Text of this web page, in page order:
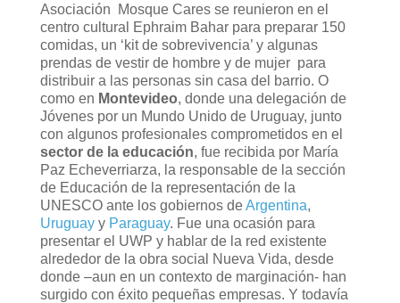
Asociación Mosque Cares se reunieron en el
centro cultural Ephraim Bahar para preparar 150
comidas, un ‘kit de sobrevivencia’ y algunas
prendas de vestir de hombre y de mujer para
distribuir a las personas sin casa del barrio. O
como en Montevideo, donde una delegación de
Jóvenes por un Mundo Unido de Uruguay, junto
con algunos profesionales comprometidos en el
sector de la educación, fue recibida por María
Paz Echeverriarza, la responsable de la sección
de Educación de la representación de la
UNESCO ante los gobiernos deArgentina,
Uruguayy Paraguay. Fue una ocasión para
presentar el UWP y hablar de la red existente
alrededor de la obra social Nueva Vida, desde
donde –aun en un contexto de marginación- han
surgido con éxito pequeñas empresas. Y todavía